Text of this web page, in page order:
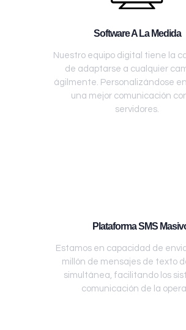
Software A La Medida
Nuestro equipo digital tiene la
de adaptarse a cualquier
ágilmente. Personalizándose
una mejor comunicación
servidores.
Plataforma SMS
Estamos en capacidad de
millón de mensajes de texto
simultánea, facilitando los
comunicación de la